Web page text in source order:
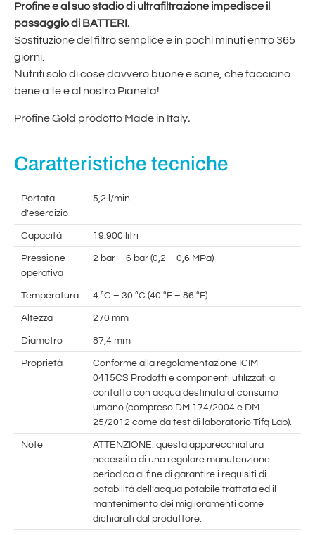
Profine e al suo stadio di ultrafiltrazione impedisce il
passaggio di BATTERI.
Sostituzione del filtro semplice e in pochi minuti entro 365
giorni.
Nutriti solo di cose davvero buone e sane, che facciano
bene a te e al nostro Pianeta!
Profine Gold prodotto Made in Italy.
Caratteristiche tecniche
Portata
d’esercizio
5,2 l/min
Capacità 19.900 litri
Pressione
operativa
2 bar – 6 bar (0,2 – 0,6 MPa)
Temperatura 4 °C – 30 °C (40 °F – 86 °F)
Altezza 270 mm
Diametro 87,4 mm
Proprietà
Conforme alla regolamentazione ICIM
0415CS Prodotti e componenti utilizzati a
contatto con acqua destinata al consumo
umano (compreso DM 174/2004 e DM
25/2012 come da test di laboratorio Tifq Lab).
Note
ATTENZIONE: questa apparecchiatura
necessita di una regolare manutenzione
periodica al fine di garantire i requisiti di
potabilità dell’acqua potabile trattata ed il
mantenimento dei miglioramenti come
dichiarati dal produttore.